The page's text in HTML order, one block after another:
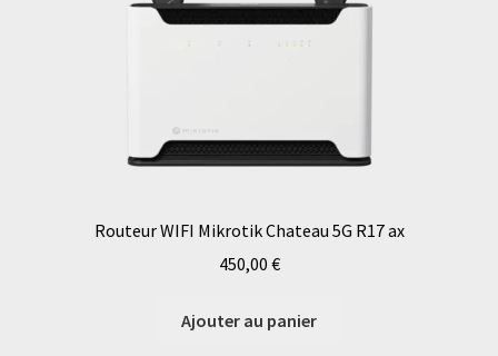
Routeur WIFI Mikrotik Chateau 5G R17 ax
450,00 €
Ajouter au panier